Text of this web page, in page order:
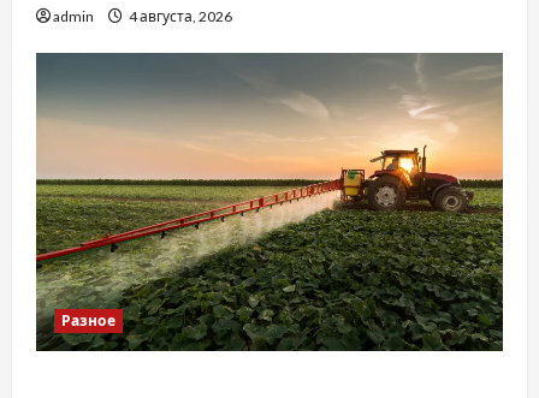
admin 4 августа, 2026
Разное